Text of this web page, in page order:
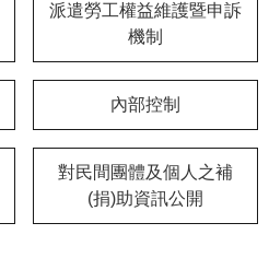
派遣勞工權益維護暨申訴
機制
內部控制
對民間團體及個人之補
(捐)助資訊公開